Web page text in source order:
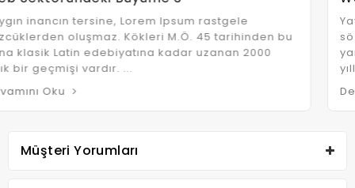
Yaygın inancın tersine, Lorem Ipsum rastgele
sözcüklerden oluşmaz. Kökleri M.Ö. 45 tarihinden bu
yana klasik Latin edebiyatına kadar uzanan 2000
yıllık bir geçmişi vardır. ...
Devamını Oku
Müşteri Yorumları